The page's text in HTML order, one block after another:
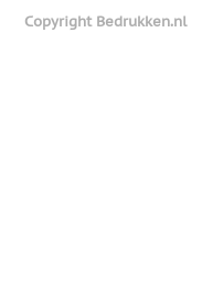
Copyright Bedrukken.nl